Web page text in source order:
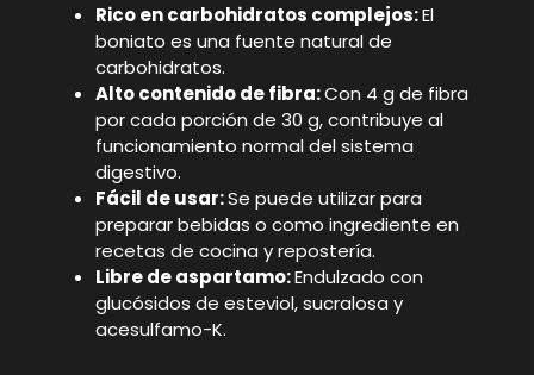
Rico en carbohidratos complejos:El
boniato es una fuente natural de
carbohidratos.
Alto contenido de fibra:Con 4 g de fibra
por cada porción de 30 g, contribuye al
funcionamiento normal del sistema
digestivo.
Fácil de usar:Se puede utilizar para
preparar bebidas o como ingrediente en
recetas de cocina y repostería.
Libre de aspartamo:Endulzado con
glucósidos de esteviol, sucralosa y
acesulfamo-K.